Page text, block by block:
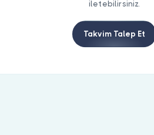
iletebilirsiniz.
Takvim Talep Et